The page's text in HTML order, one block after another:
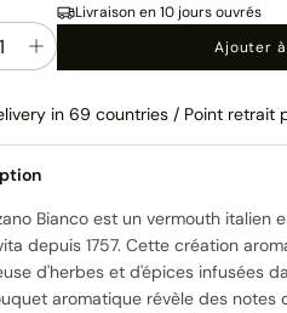
Livraison en 10 jours ouvrés
Ajouter
in 69 countries / Point retrait
Bianco est un vermouth italien
depuis 1757. Cette création
d'herbes et d'épices infusées
aromatique révèle des notes